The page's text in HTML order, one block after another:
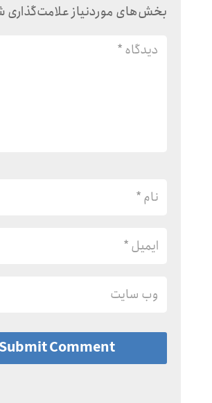
بخش‌های موردنیاز علامت‌گذاری
Submit Comment